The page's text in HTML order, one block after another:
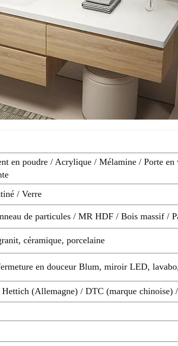
en poudre / Acrylique / Mélamine / Porte
/ Verre
de particules / MR HDF / Bois massif /
céramique, porcelaine
en douceur Blum, miroir LED,
(Allemagne) / DTC (marque